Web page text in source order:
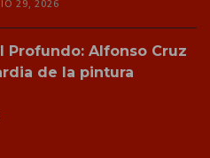
29, 2026
Profundo: Alfonso Cruz
de la pintura